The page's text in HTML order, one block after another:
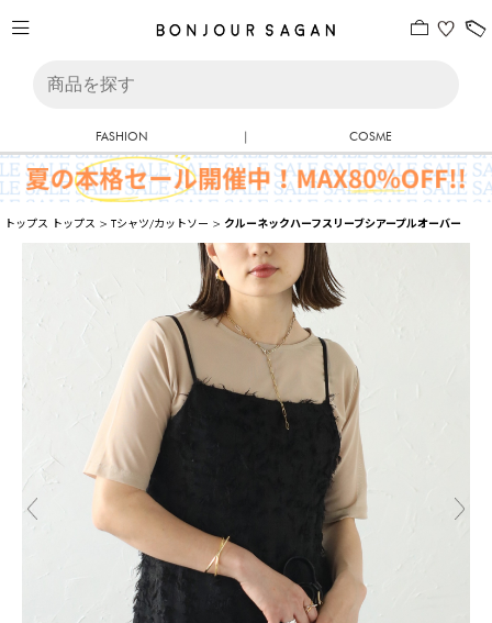
FASHION | COSME
トップス トップス >Tシャツ/カットソー > クルーネックハーフスリーブシアープルオーバー